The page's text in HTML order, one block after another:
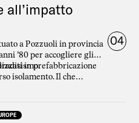
all’impatto
a Pozzuoli in provincia
’80 per accogliere gli
in prefabbricazione
isolamento. Il che
sia per il
04